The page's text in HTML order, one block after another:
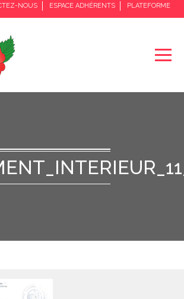
NOUS ESPACE ADHÉRENTS PLATEFORME